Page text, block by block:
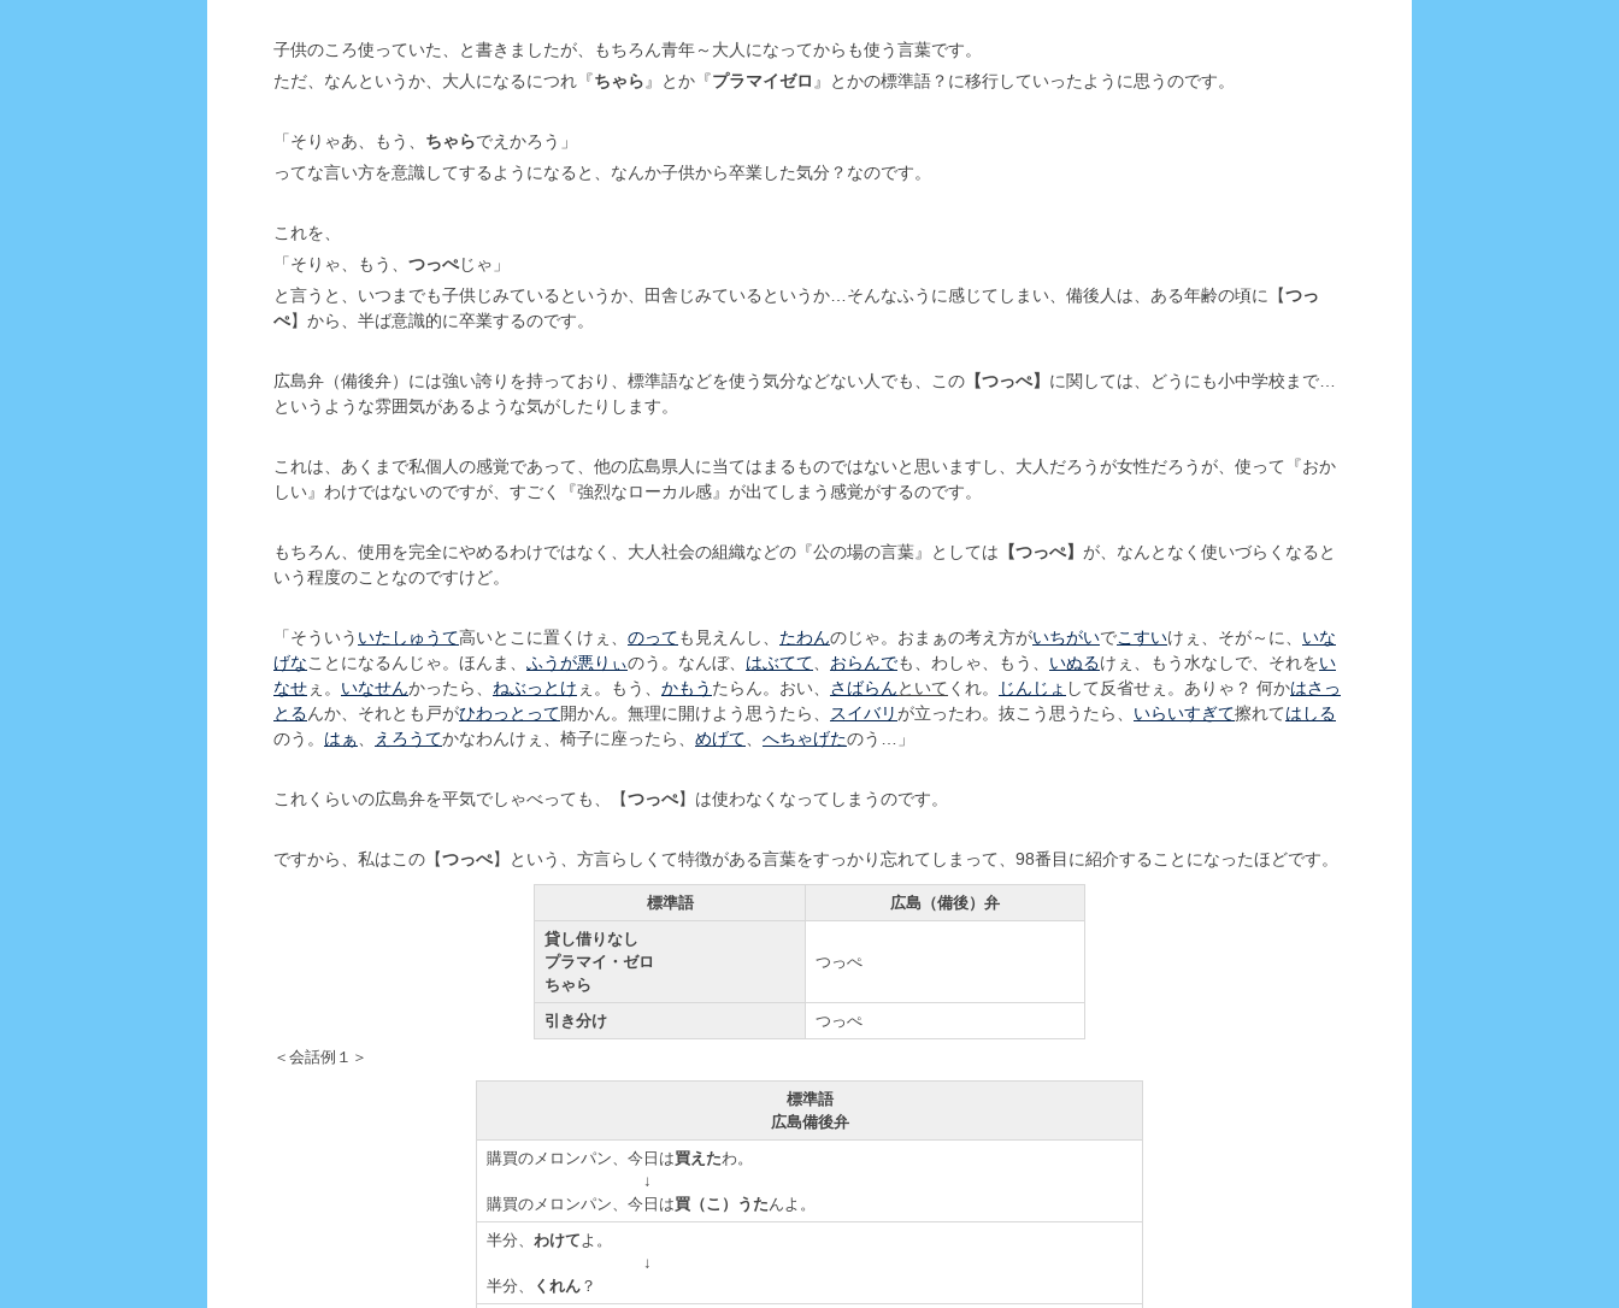
子供のころ使っていた、と書きましたが、もちろん青年～大人になってからも使う言葉です。
ただ、なんというか、大人になるにつれ『ちゃら 』とか『プラマイゼロ 』とかの標準語？に移行していったように思うのです。
「そりゃあ、もう、 ちゃらでえかろう」
ってな言い方を意識してするようになると、なんか子供から卒業した気分？なのです。
これを、
「そりゃ、もう、 つっぺじゃ」
と言うと、いつまでも子供じみているというか、田舎じみているというか…そんなふうに感じてしまい、備後人は、ある年齢の頃に【つっ
ぺ】から、半ば意識的に卒業するのです。
広島弁（備後弁）には強い誇りを持っており、標準語などを使う気分などない人でも、この 【つっぺ】 に関しては、どうにも小中学校まで…
というような雰囲気があるような気がしたりします。
これは、あくまで私個人の感覚であって、他の広島県人に当てはまるものではないと思いますし、大人だろうが女性だろうが、使って『おか
しい』わけではないのですが、すごく『強烈なローカル感』が出てしまう感覚がするのです。
もちろん、使用を完全にやめるわけではなく、大人社会の組織などの『公の場の言葉』としては 【つっぺ】 が、なんとなく使いづらくなると
いう程度のことなのですけど。
「そういう いたしゅうて高いとこに置くけぇ、 のっても見えんし、 たわんのじゃ。おまぁの考え方がいちがいでこすいけぇ、そが～に、 いな
げなことになるんじゃ。ほんま、 ふうが悪りぃのう。なんぼ、 はぶてて おらんでも、わしゃ、もう、 いぬるけぇ、もう水なしで、それをい
なせ ぇ。 いなせんかったら、 ねぶっとけ ぇ。もう、 かもう たらん。おい、 さばらんといて くれ。 じんじょ して反省せぇ。ありゃ？ 何かはさっ
とるんか、それとも戸がひわっとって開かん。無理に開けよう思うたら、 スイバリが立ったわ。抜こう思うたら、 いらいすぎて擦れてはしる
のう。 はぁ えろうてかなわんけぇ、椅子に座ったら、 めげて へちゃげたのう…」
これくらいの広島弁を平気でしゃべっても、【つっぺ】は使わなくなってしまうのです。
ですから、私はこの【つっぺ】という、方言らしくて特徴がある言葉をすっかり忘れてしまって、98番目に紹介することになったほどです。
標準語
広島（備後）弁
貸し借りなし
プラマイ・ゼロ
ちゃら
つっぺ
引き分け
つっぺ
＜会話例１＞
標準語
広島備後弁
購買のメロンパン、今日は買えたわ。
↓
購買のメロンパン、今日は買（こ）うた んよ。
半分、 わけて よ。
↓
半分、
くれん ？